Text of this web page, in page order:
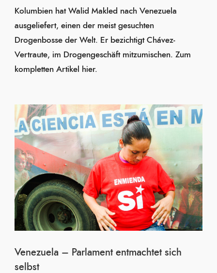
Kolumbien hat Walid Makled nach Venezuela
ausgeliefert, einen der meist gesuchten
Drogenbosse der Welt. Er bezichtigt Chávez-
Vertraute, im Drogengeschäft mitzumischen. Zum
kompletten Artikel hier.
Venezuela – Parlament entmachtet sich
selbst